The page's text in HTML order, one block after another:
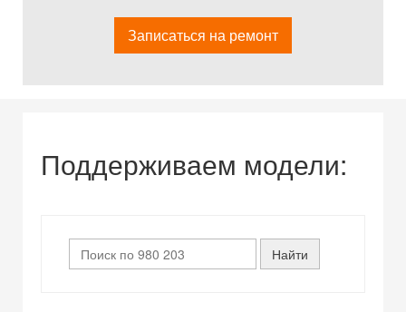
Записаться на ремонт
Поддерживаем модели: